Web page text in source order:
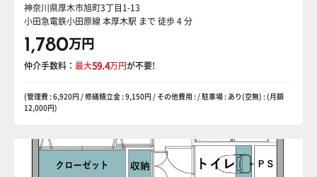
神奈川県厚木市旭町3丁目1-13
小田急電鉄小田原線 本厚木駅 まで 徒歩 4 分
1,780万円
仲介手数料： 最大59.4万円が不要!
(管理費 : 6,920円 / 修繕積立金 : 9,150円 / その他費用 : / 駐車場 : あり(空無) : (月額
12,000円)